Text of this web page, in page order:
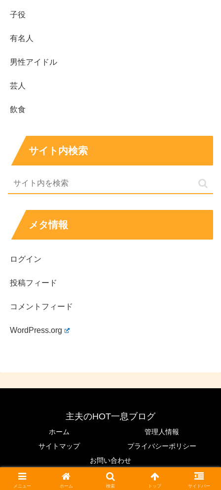
子役
有名人
男性アイドル
芸人
飲食
サイト内検索
メタ情報
ログイン
投稿フィード
コメントフィード
WordPress.org
主夫のHOT一息ブログ
ホーム
管理人情報
サイトマップ
プライバシーポリシー
お問い合わせ
© 2020 主夫のHOT一息ブログ.
メニュー ホーム 検索 トップ サイドバー